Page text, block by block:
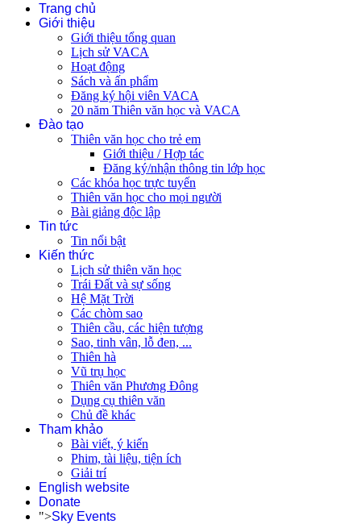
Trang chủ
Giới thiệu
Giới thiệu tổng quan
Lịch sử VACA
Hoạt động
Sách và ấn phẩm
Đăng ký hội viên VACA
20 năm Thiên văn học và VACA
Đào tạo
Thiên văn học cho trẻ em
Giới thiệu / Hợp tác
Đăng ký/nhận thông tin lớp học
Các khóa học trực tuyến
Thiên văn học cho mọi người
Bài giảng độc lập
Tin tức
Tin nổi bật
Kiến thức
Lịch sử thiên văn học
Trái Đất và sự sống
Hệ Mặt Trời
Các chòm sao
Thiên cầu, các hiện tượng
Sao, tinh vân, lỗ đen, ...
Thiên hà
Vũ trụ học
Thiên văn Phương Đông
Dụng cụ thiên văn
Chủ đề khác
Tham khảo
Bài viết, ý kiến
Phim, tài liệu, tiện ích
Giải trí
English website
Donate
">Sky Events